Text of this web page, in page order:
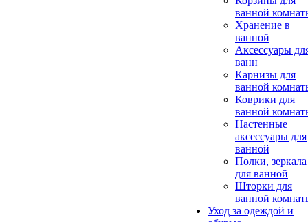
ванной
Хранение в
ванной
Аксессуары
ванн
Карнизы для
ванной
Коврики для
ванной
Настенные
аксессуары для
ванной
Полки, зеркала
для ванной
Шторки для
ванной
Уход за одеждой и